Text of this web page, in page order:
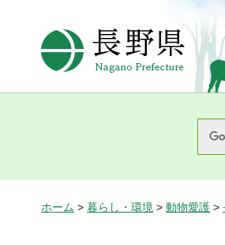
長野
ホーム > 暮らし・環境 > 動物愛護 >